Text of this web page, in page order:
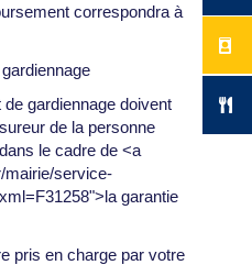
correspondra à
gardiennage doivent
de la personne
le cadre de <a
mairie/service-
garantie
pris en charge par votre